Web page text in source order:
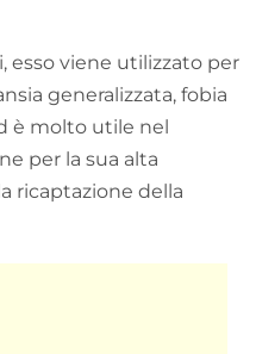
viene utilizzato per
generalizzata, fobia
è molto utile nel
per la sua alta
ricaptazione della